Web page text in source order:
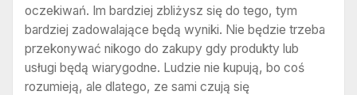
oczekiwań. Im bardziej zbliżysz się do tego, tym
bardziej zadowalające będą wyniki. Nie będzie trzeba
przekonywać nikogo do zakupy gdy produkty lub
usługi będą wiarygodne. Ludzie nie kupują, bo coś
rozumieją, ale dlatego, ze sami czują się